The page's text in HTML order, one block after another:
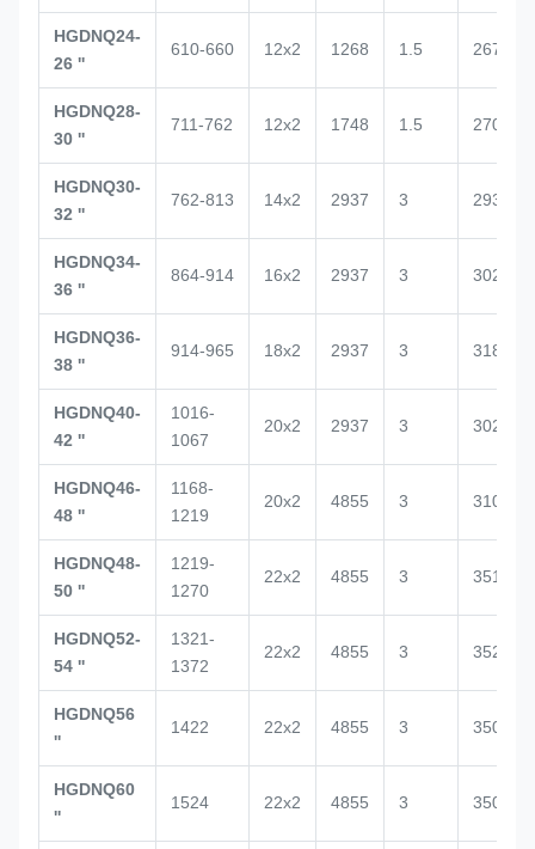
HGDNQ24-
26 ''
610-660 12x2 1268 1.5 2672
HGDNQ28-
30 ''
711-762 12x2 1748 1.5 2700
HGDNQ30-
32 ''
762-813 14x2 2937 3 2938
HGDNQ34-
36 ''
864-914 16x2 2937 3 3020
HGDNQ36-
38 ''
914-965 18x2 2937 3 3188
HGDNQ40-
42 ''
1016-
1067
20x2 2937 3 3029
HGDNQ46-
48 ''
1168-
1219
20x2 4855 3 3100
HGDNQ48-
50 ''
1219-
1270
22x2 4855 3 3517
HGDNQ52-
54 ''
1321-
1372
22x2 4855 3 3520
HGDNQ56
''
1422 22x2 4855 3 3500
HGDNQ60
''
1524 22x2 4855 3 3500